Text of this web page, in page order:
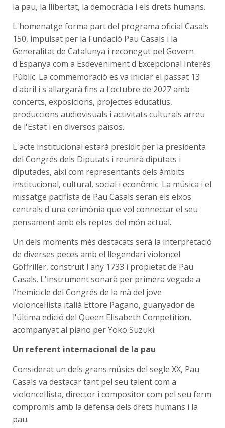
la pau, la llibertat, la democràcia i els drets humans.
L'homenatge forma part del programa oficial Casals
150, impulsat per la Fundació Pau Casals i la
Generalitat de Catalunya i reconegut pel Govern
d'Espanya com a Esdeveniment d'Excepcional Interès
Públic. La commemoració es va iniciar el passat 13
d'abril i s'allargarà fins a l'octubre de 2027 amb
concerts, exposicions, projectes educatius,
produccions audiovisuals i activitats culturals arreu
de l'Estat i en diversos països.
L'acte institucional estarà presidit per la presidenta
del Congrés dels Diputats i reunirà diputats i
diputades, així com representants dels àmbits
institucional, cultural, social i econòmic. La música i el
missatge pacifista de Pau Casals seran els eixos
centrals d'una cerimònia que vol connectar el seu
pensament amb els reptes del món actual.
Un dels moments més destacats serà la interpretació
de diverses peces amb el llegendari violoncel
Goffriller, construït l'any 1733 i propietat de Pau
Casals. L'instrument sonarà per primera vegada a
l'hemicicle del Congrés de la mà del jove
violoncel·lista italià Ettore Pagano, guanyador de
l'última edició del Queen Elisabeth Competition,
acompanyat al piano per Yoko Suzuki.
Un referent internacional de la pau
Considerat un dels grans músics del segle XX, Pau
Casals va destacar tant pel seu talent com a
violoncel·lista, director i compositor com pel seu ferm
compromís amb la defensa dels drets humans i la
pau.